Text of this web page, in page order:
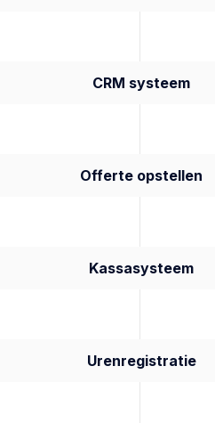
CRM systeem
Offerte opstellen
Kassasysteem
Urenregistratie